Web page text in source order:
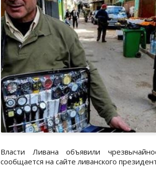
Власти Ливана объявили
сообщается на сайте ливанского